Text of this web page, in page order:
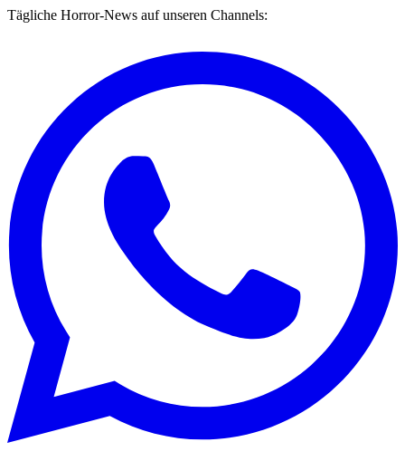
Tägliche Horror-News auf unseren Channels: